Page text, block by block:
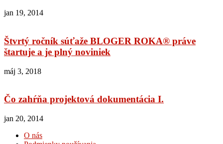
jan 19, 2014
Štvrtý ročník súťaže BLOGER ROKA® práve
štartuje a je plný noviniek
máj 3, 2018
Čo zahŕňa projektová dokumentácia I.
jan 20, 2014
O nás